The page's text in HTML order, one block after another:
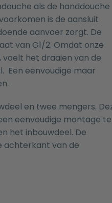
als de handdouche
is de aansluit
aanvoer zorgt. De
van G1/2. Omdat onze
voelt het draaien van de
Een eenvoudige maar
en twee mengers.
eenvoudige montage te
het inbouwdeel. De
achterkant van de